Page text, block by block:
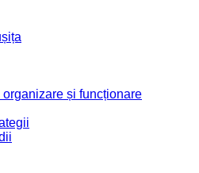
și funcționare